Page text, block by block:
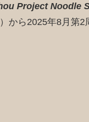
Project Noodle
から2025年8月第2